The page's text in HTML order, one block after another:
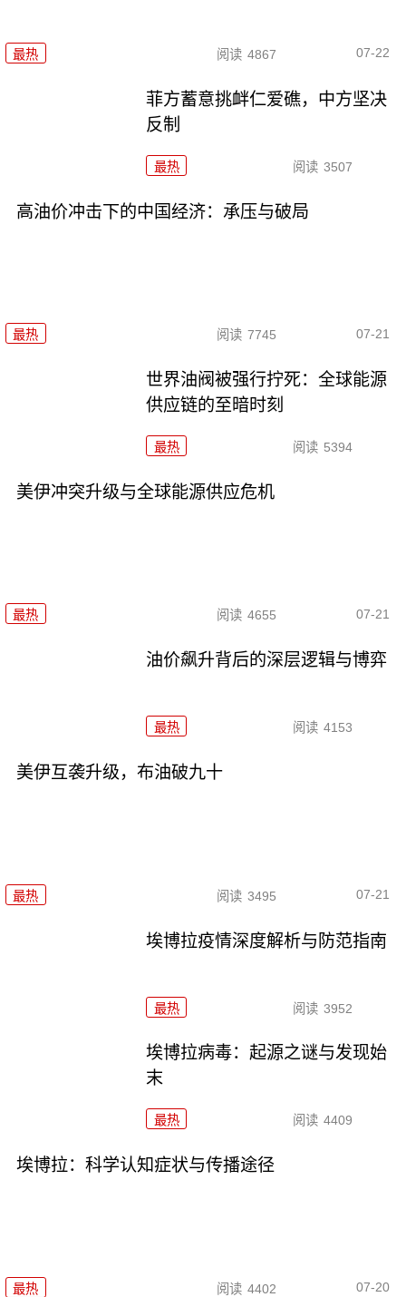
最热 阅读 4867 07-22
菲方蓄意挑衅仁爱礁，中方坚决
反制
最热 阅读 3507
高油价冲击下的中国经济：承压与破局
最热 阅读 7745 07-21
世界油阀被强行拧死：全球能源
供应链的至暗时刻
最热 阅读 5394
美伊冲突升级与全球能源供应危机
最热 阅读 4655 07-21
油价飙升背后的深层逻辑与博弈
最热 阅读 4153
美伊互袭升级，布油破九十
最热 阅读 3495 07-21
埃博拉疫情深度解析与防范指南
最热 阅读 3952
埃博拉病毒：起源之谜与发现始
末
最热 阅读 4409
埃博拉：科学认知症状与传播途径
最热 阅读 4402 07-20